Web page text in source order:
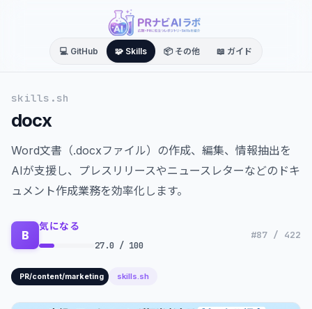
💻 GitHub 🧩 Skills 📦 その他 📖 ガイド
skills.sh
docx
Word文書（.docxファイル）の作成、編集、情報抽出を
AIが支援し、プレスリリースやニュースレターなどのドキ
ュメント作成業務を効率化します。
B
気になる
27.0 / 100
#87 / 422
PR/content/marketing skills.sh